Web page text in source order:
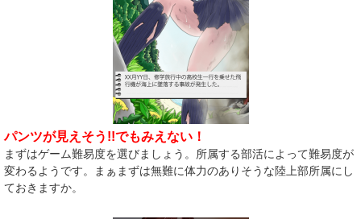
パンツが見えそう!!でもみえない！
まずはゲーム難易度を選びましょう。所属する部活によって難易度が
変わるようです。まぁまずは無難に体力のありそうな陸上部所属にし
ておきますか。